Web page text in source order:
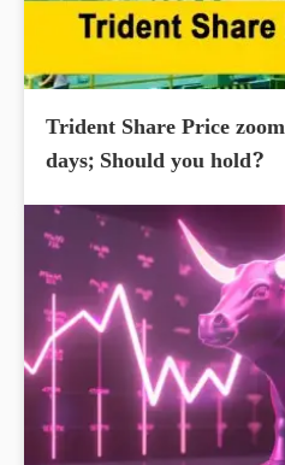
Trident Share Price
days; Should you hold?